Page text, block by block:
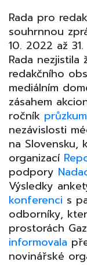
Rada pro
souhrnnou
10. 2022 až
Rada
redakčního
mediálním
zásahem
ročník
nezávislosti
na
organizací
podpory
Výsledky
konferenci s
odborníky,
prostorách
informovala
novinářské